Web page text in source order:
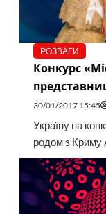
РОЗВАГИ
Конкурс
30/01/2017 15:45
Україну на
родом з